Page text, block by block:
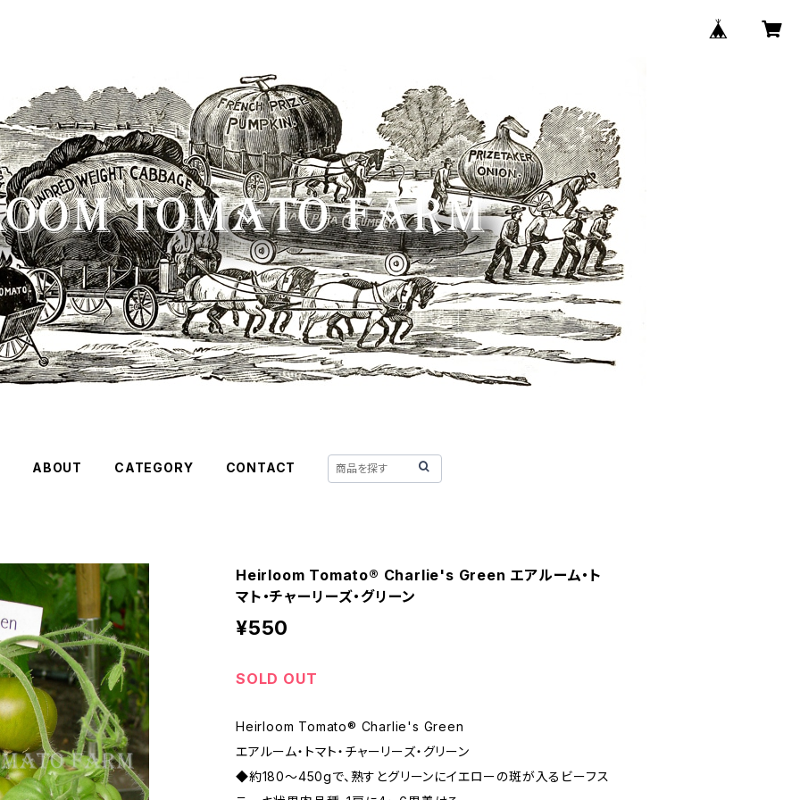
ABOUT CATEGORY CONTACT
Heirloom Tomato® Charlie's Green エアルーム・ト
マト・チャーリーズ・グリーン
¥550
SOLD OUT
Heirloom Tomato® Charlie's Green
エアルーム・トマト・チャーリーズ・グリーン
◆約180〜450gで、熟すとグリーンにイエローの斑が入るビーフス